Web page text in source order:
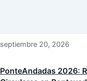
septiembre 20, 2026
PonteAndadas 2026: